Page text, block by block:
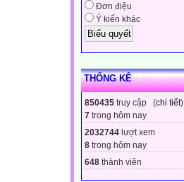
Đơn điệu
Ý kiến khác
THỐNG KÊ
850435 truy cập (chi tiết)
7 trong hôm nay
2032744 lượt xem
8 trong hôm nay
648 thành viên